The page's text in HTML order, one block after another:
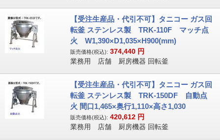
【受注生産品・代引不可】タニコー ガス回
転釜 ステンレス製 TRK-110F マッチ点
火 W1,390×D1,035×H900(mm)
販売価格(税込): 374,440 円
業務用 店舗 厨房機器 回転釜
【受注生産品・代引不可】タニコー ガス回
転釜 ステンレス製 TRK-150DF 自動点
火 間口1,465×奥行1,110×高さ1,030
販売価格(税込): 420,612 円
業務用 店舗 厨房機器 回転釜